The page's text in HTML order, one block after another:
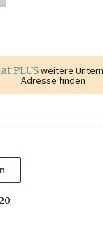
PLUSweitere
Adresse finden